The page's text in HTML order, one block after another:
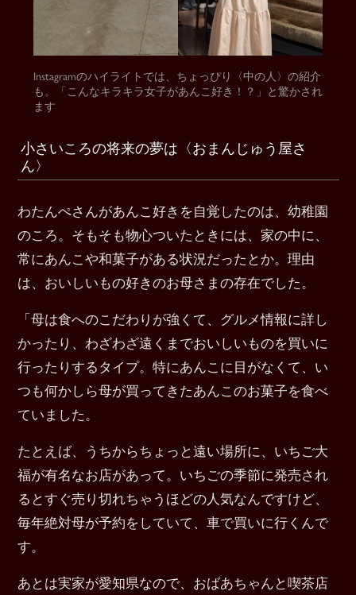
Instagramのハイライトでは、ちょっぴり〈中の人〉の紹介
も。「こんなキラキラ女子があんこ好き！？」と驚かされ
ます
小さいころの将来の夢は〈おまんじゅう屋さ
ん〉
わたんぺさんがあんこ好きを自覚したのは、幼稚園
のころ。そもそも物心ついたときには、家の中に、
常にあんこや和菓子がある状況だったとか。理由
は、おいしいもの好きのお母さまの存在でした。
「母は食へのこだわりが強くて、グルメ情報に詳し
かったり、わざわざ遠くまでおいしいものを買いに
行ったりするタイプ。特にあんこに目がなくて、い
つも何かしら母が買ってきたあんこのお菓子を食べ
ていました。
たとえば、うちからちょっと遠い場所に、いちご大
福が有名なお店があって。いちごの季節に発売され
るとすぐ売り切れちゃうほどの人気なんですけど、
毎年絶対母が予約をしていて、車で買いに行くんで
す。
あとは実家が愛知県なので、おばあちゃんと喫茶店